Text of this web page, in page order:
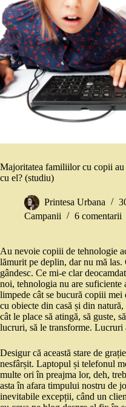
Majoritatea familiilor cu copii
cu el? (studiu)
Printesa Urbana
Campanii
6 comentarii
Au nevoie copiii de tehnologie
lămurit pe deplin, dar nu mă las.
gândesc. Ce mi-e clar
noi, tehnologia nu are suficiente
limpede cât se bucură copiii
cu obiecte din casă și din
cât le place să atingă, să guste,
lucruri, să le transforme. Lucruri
Desigur că această stare de
nesfârșit. Laptopul și telefonul
multe ori în preajma lor, deh,
asta în afara timpului nostru de
inevitabile excepții, când un